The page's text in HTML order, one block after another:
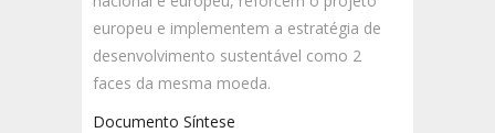
europeu e implementem a estratégia de
desenvolvimento sustentável como 2
faces da mesma moeda.
Documento Síntese